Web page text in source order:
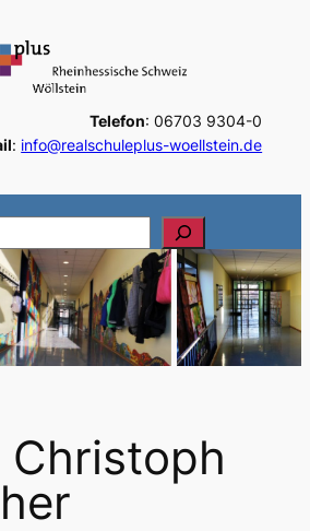
Telefon: 06703 9304-0
: info@realschuleplus-woellstein.de
Christoph